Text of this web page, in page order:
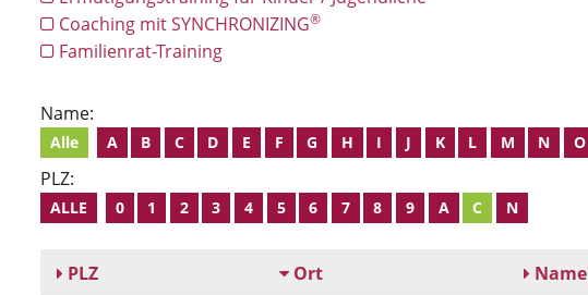
Coaching mit SYNCHRONIZING®
Familienrat-Training
Name:
Alle A B C D E F G H I J K L M N O
PLZ:
ALLE 0 1 2 3 4 5 6 7 8 9 A C N
PLZ Ort Name